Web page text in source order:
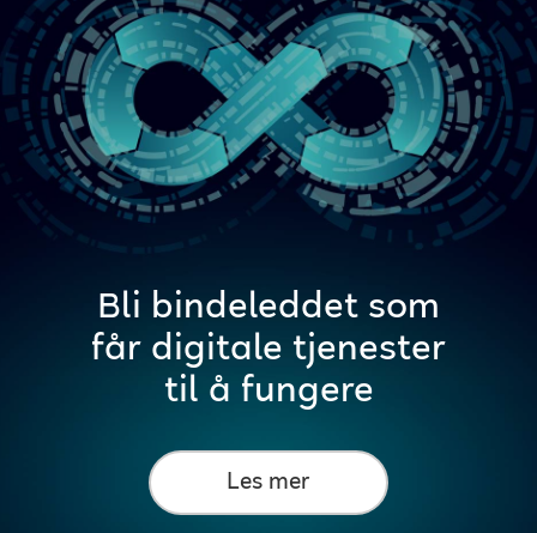
Bli bindeleddet som
får digitale tjenester
til å fungere
Les mer